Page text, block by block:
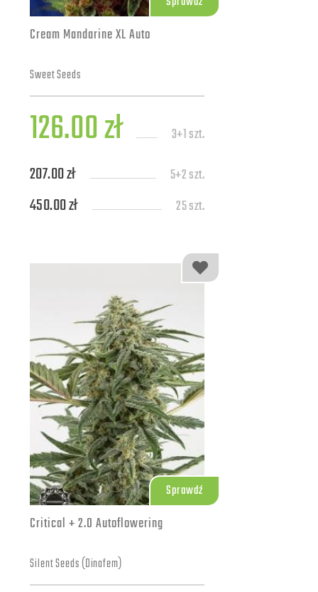
Cream Mandarine XL Auto
Sweet Seeds
126.00 zł 3+1 szt.
207.00 zł 5+2 szt.
450.00 zł 25 szt.
Sprawdź
Critical + 2.0 Autoflowering
Silent Seeds (Dinafem)